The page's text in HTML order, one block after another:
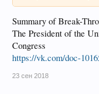
Summary of Break-
The President of the
Congress
https://vk.com/doc-
23 сен 2018